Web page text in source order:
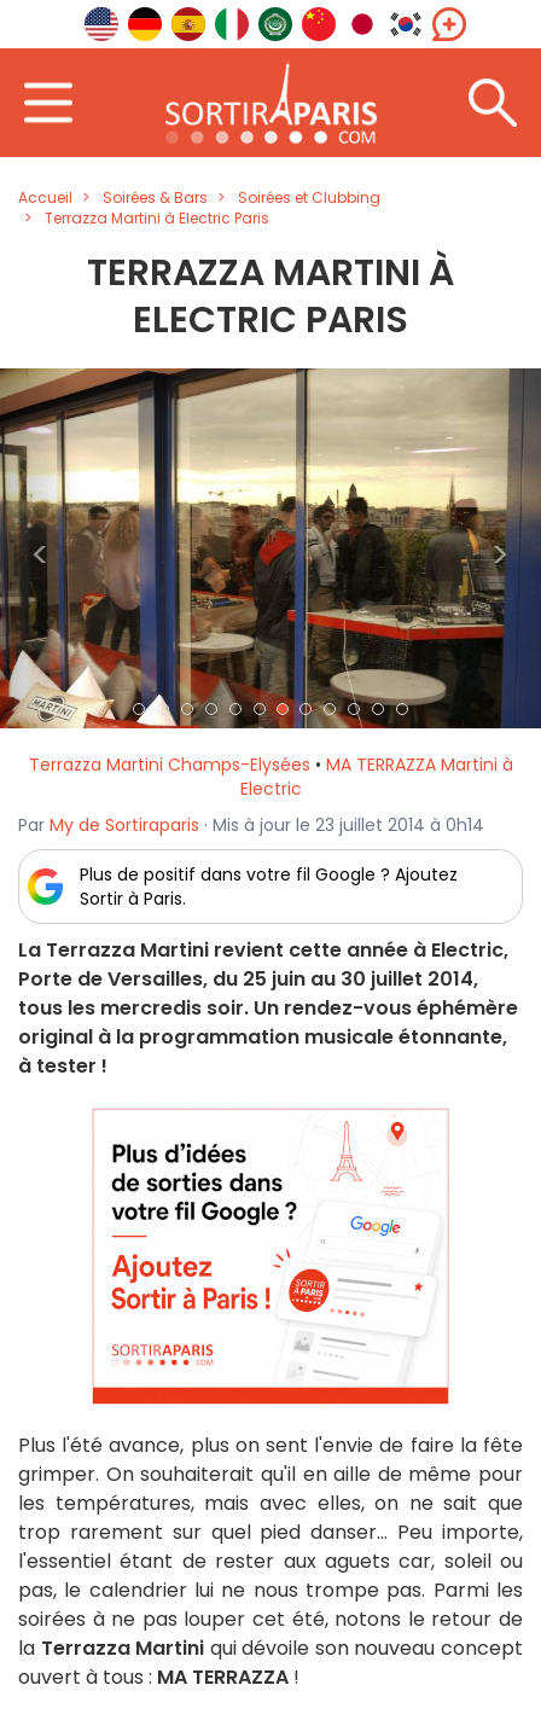
Accueil Soirées & Bars
Soirées et Clubbing
Terrazza Martini à Electric Paris
TERRAZZA MARTINI À
ELECTRIC PARIS
< >
Terrazza Martini Champs-Elysées • MA TERRAZZA Martini à
Electric
Par My de Sortiraparis · Mis à jour le 23 juillet 2014 à 0h14
Plus de positif dans votre fil Google ? Ajoutez
Sortir à Paris.
La Terrazza Martini revient cette année à Electric,
Porte de Versailles, du 25 juin au 30 juillet 2014,
tous les mercredis soir. Un rendez-vous éphémère
original à la programmation musicale étonnante,
à tester !
Plus l'été avance, plus on sent l'envie de faire la fête
grimper. On souhaiterait qu'il en aille de même pour
les températures, mais avec elles, on ne sait que
trop rarement sur quel pied danser... Peu importe,
l'essentiel étant de rester aux aguets car, soleil ou
pas, le calendrier lui ne nous trompe pas. Parmi les
soirées à ne pas louper cet été, notons le retour de
la Terrazza Martini quidévoile son nouveau concept
ouvert à tous : MA TERRAZZA !